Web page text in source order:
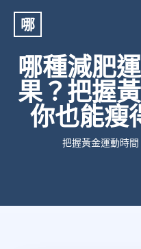
哪
哪種減肥
果？把握
你也能瘦
把握黃金運動時